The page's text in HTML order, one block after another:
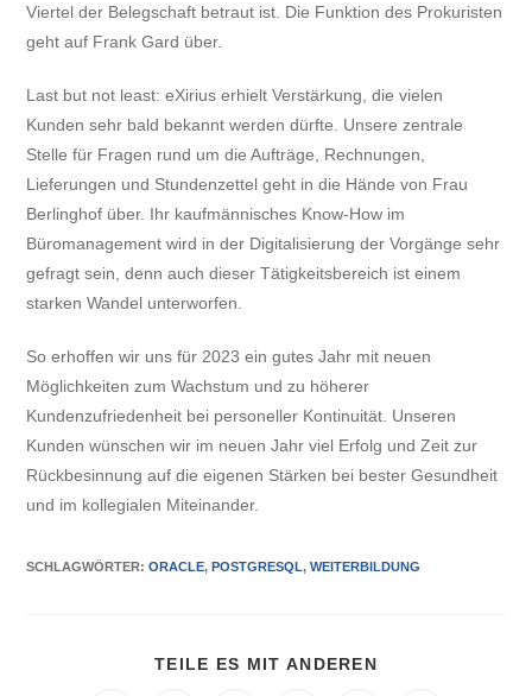
Viertel der Belegschaft betraut ist. Die Funktion des Prokuristen
geht auf Frank Gard über.
Last but not least: eXirius erhielt Verstärkung, die vielen
Kunden sehr bald bekannt werden dürfte. Unsere zentrale
Stelle für Fragen rund um die Aufträge, Rechnungen,
Lieferungen und Stundenzettel geht in die Hände von Frau
Berlinghof über. Ihr kaufmännisches Know-How im
Büromanagement wird in der Digitalisierung der Vorgänge sehr
gefragt sein, denn auch dieser Tätigkeitsbereich ist einem
starken Wandel unterworfen.
So erhoffen wir uns für 2023 ein gutes Jahr mit neuen
Möglichkeiten zum Wachstum und zu höherer
Kundenzufriedenheit bei personeller Kontinuität. Unseren
Kunden wünschen wir im neuen Jahr viel Erfolg und Zeit zur
Rückbesinnung auf die eigenen Stärken bei bester Gesundheit
und im kollegialen Miteinander.
SCHLAGWÖRTER:ORACLE, POSTGRESQL, WEITERBILDUNG
TEILE ES MIT ANDEREN